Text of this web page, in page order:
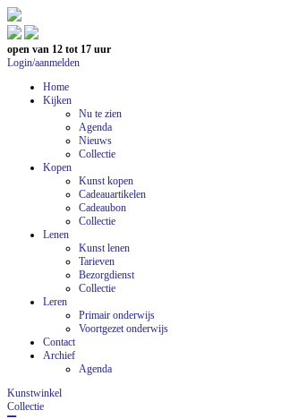
open van 12 tot 17 uur
Login/aanmelden
Home
Kijken
Nu te zien
Agenda
Nieuws
Collectie
Kopen
Kunst kopen
Cadeauartikelen
Cadeaubon
Collectie
Lenen
Kunst lenen
Tarieven
Bezorgdienst
Collectie
Leren
Primair onderwijs
Voortgezet onderwijs
Contact
Archief
Agenda
Kunstwinkel
Collectie